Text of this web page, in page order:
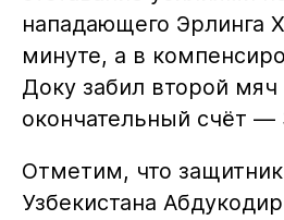
нападающего Эрлинга
минуте, а в
Доку забил второй мяч
окончательный счёт —
Отметим, что
Узбекистана